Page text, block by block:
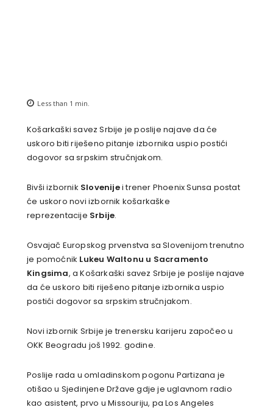
Less than 1 min.
Košarkaški savez Srbije je poslije najave da će
uskoro biti riješeno pitanje izbornika uspio postići
dogovor sa srpskim stručnjakom.
Bivši izbornik Slovenijei trener Phoenix Sunsa postat
će uskoro novi izbornik košarkaške
reprezentacije Srbije.
Osvajač Europskog prvenstva sa Slovenijom trenutno
je pomoćnik Lukeu Waltonu u Sacramento
Kingsima, a Košarkaški savez Srbije je poslije najave
da će uskoro biti riješeno pitanje izbornika uspio
postići dogovor sa srpskim stručnjakom.
Novi izbornik Srbije je trenersku karijeru započeo u
OKK Beogradu još 1992. godine.
Poslije rada u omladinskom pogonu Partizana je
otišao u Sjedinjene Države gdje je uglavnom radio
kao asistent, prvo u Missouriju, pa Los Angeles